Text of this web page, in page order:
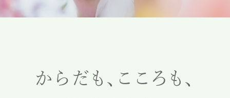
からだも、こころも、